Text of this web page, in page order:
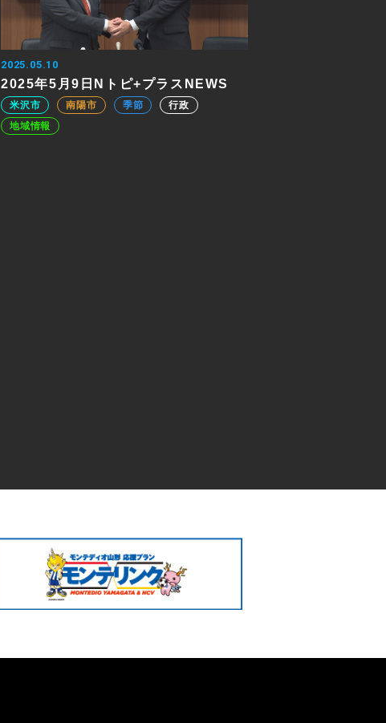
2025.05.10
2025年5月9日Nトピ+プラスNEWS
米沢市 南陽市 季節
行政
地域情報